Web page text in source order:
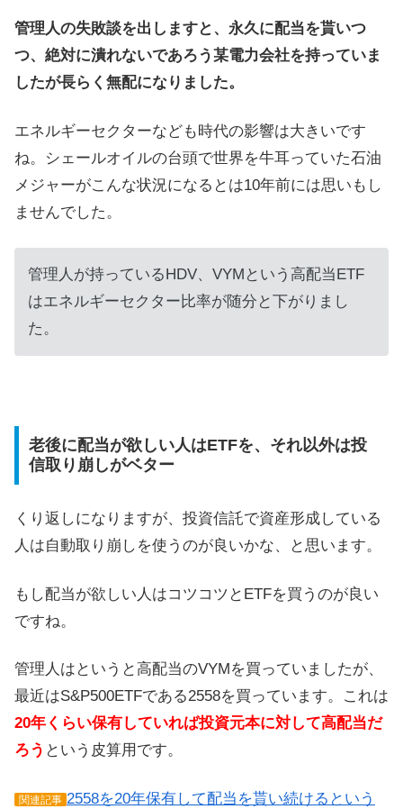
管理人の失敗談を出しますと、永久に配当を貰いつ
つ、絶対に潰れないであろう某電力会社を持っていま
したが長らく無配になりました。
エネルギーセクターなども時代の影響は大きいです
ね。シェールオイルの台頭で世界を牛耳っていた石油
メジャーがこんな状況になるとは10年前には思いもし
ませんでした。
管理人が持っているHDV、VYMという高配当ETF
はエネルギーセクター比率が随分と下がりまし
た。
老後に配当が欲しい人はETFを、それ以外は投
信取り崩しがベター
くり返しになりますが、投資信託で資産形成している
人は自動取り崩しを使うのが良いかな、と思います。
もし配当が欲しい人はコツコツとETFを買うのが良い
ですね。
管理人はというと高配当のVYMを買っていましたが、
最近はS&P500ETFである2558を買っています。これは
20年くらい保有していれば投資元本に対して高配当だ
ろう という皮算用です。
関連記事 2558を20年保有して配当を貰い続けるという